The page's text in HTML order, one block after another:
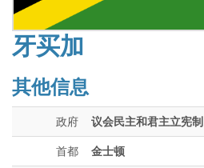
牙买加
其他信息
政府 议会民主和君主立宪制
首都 金士顿